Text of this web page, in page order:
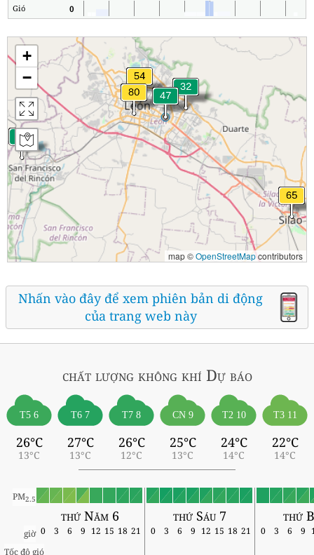
Gió
0
+
−
map ©OpenStreetMapcontributors
Nhấn vào đây để xem phiên bản di động
của trang web này
chất lượng không khí Dự báo
T5 6
26°C
13°C
T6 7
27°C
13°C
T7 8
26°C
12°C
CN 9
25°C
13°C
T2 10
24°C
14°C
T3 11
22°C
14°C
PM2.5
thứ Năm 6 thứ Sáu 7 thứ
giờ 0 3 6 9 12 15 18 21 0 3 6 9 12 15 18 21 0 3 6 9
Tốc độ gió